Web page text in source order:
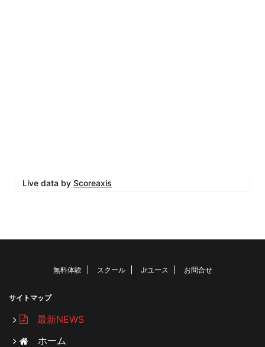
Live data by Scoreaxis
無料体験 スクール Jrユース お問合せ
サイトマップ
最新NEWS
ホーム